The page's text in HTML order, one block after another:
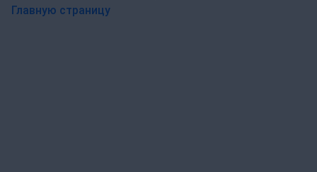
Главную страницу